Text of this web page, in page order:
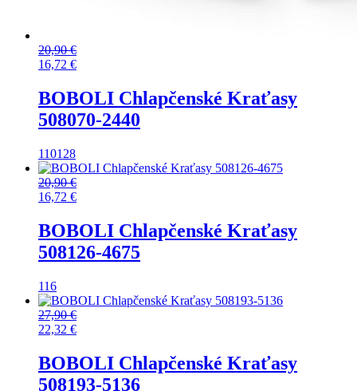
20,90€
16,72 €
BOBOLI Chlapčenské Kraťasy
508070-2440
110128
20,90€
16,72 €
BOBOLI Chlapčenské Kraťasy
508126-4675
116
27,90€
22,32 €
BOBOLI Chlapčenské Kraťasy
508193-5136